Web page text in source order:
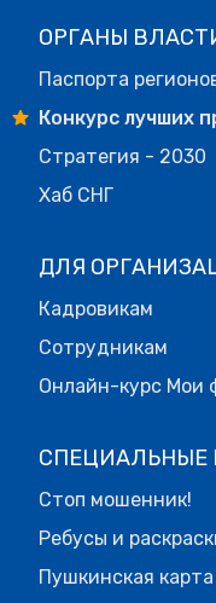
ОРГАНЫ
Паспорта
Конкурс лучших
Стратегия - 2030
Хаб СНГ
ДЛЯ
Кадровикам
Сотрудникам
Онлайн-курс Мои
СПЕЦИАЛЬНЫЕ
Стоп мошенник!
Ребусы и
Пушкинская карта